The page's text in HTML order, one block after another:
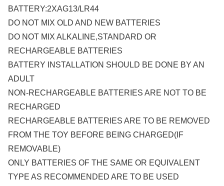
BATTERY:2XAG13/LR44
DO NOT MIX OLD AND NEW BATTERIES
DO NOT MIX ALKALINE,STANDARD OR
RECHARGEABLE BATTERIES
BATTERY INSTALLATION SHOULD BE DONE BY AN
ADULT
NON-RECHARGEABLE BATTERIES ARE NOT TO BE
RECHARGED
RECHARGEABLE BATTERIES ARE TO BE REMOVED
FROM THE TOY BEFORE BEING CHARGED(IF
REMOVABLE)
ONLY BATTERIES OF THE SAME OR EQUIVALENT
TYPE AS RECOMMENDED ARE TO BE USED